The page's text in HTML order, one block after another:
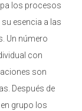
los procesos
esencia a las
Un número
con
son
Después de
grupo los